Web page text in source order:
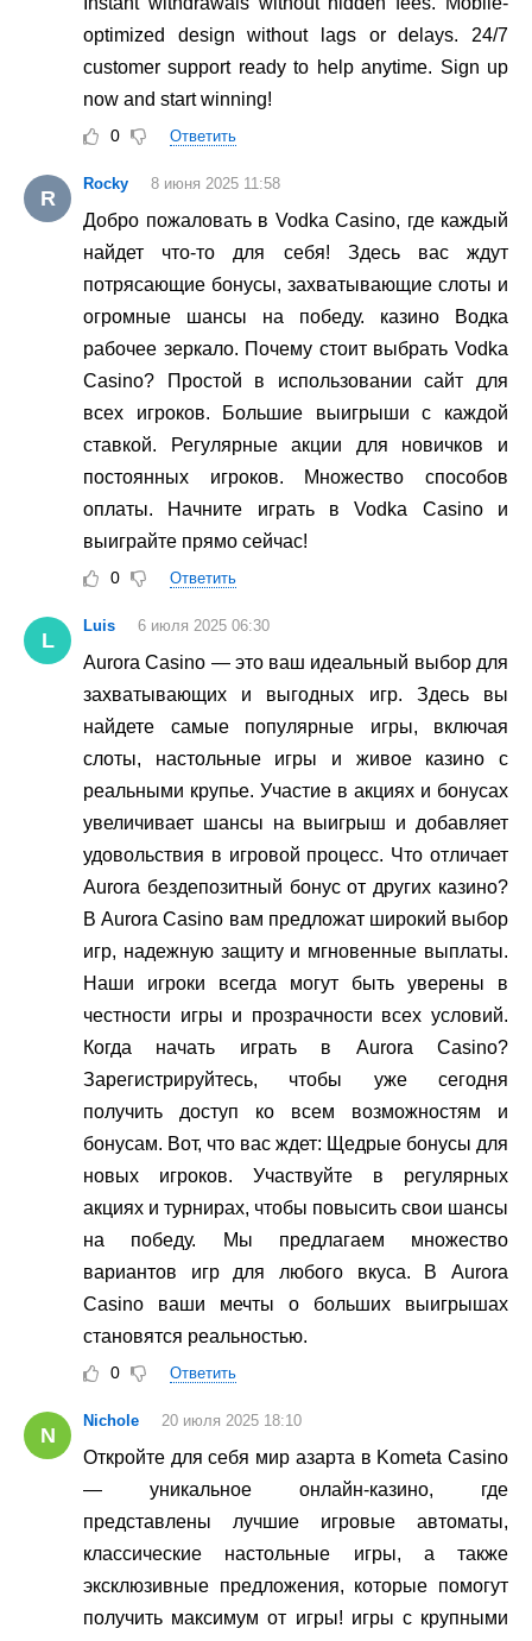
optimized design without lags or delays. 24/7
customer support ready to help anytime. Sign up
now and start winning!
0 Ответить
R
Rocky 8 июня 2025 11:58
Добро пожаловать в Vodka Casino, где каждый
найдет что-то для себя! Здесь вас ждут
потрясающие бонусы, захватывающие слоты и
огромные шансы на победу. казино Водка
рабочее зеркало. Почему стоит выбрать Vodka
Casino? Простой в использовании сайт для
всех игроков. Большие выигрыши с каждой
ставкой. Регулярные акции для новичков и
постоянных игроков. Множество способов
оплаты. Начните играть в Vodka Casino и
выиграйте прямо сейчас!
0 Ответить
L
Luis 6 июля 2025 06:30
Aurora Casino — это ваш идеальный выбор для
захватывающих и выгодных игр. Здесь вы
найдете самые популярные игры, включая
слоты, настольные игры и живое казино с
реальными крупье. Участие в акциях и бонусах
увеличивает шансы на выигрыш и добавляет
удовольствия в игровой процесс. Что отличает
Aurora бездепозитный бонус от других казино?
В Aurora Casino вам предложат широкий выбор
игр, надежную защиту и мгновенные выплаты.
Наши игроки всегда могут быть уверены в
честности игры и прозрачности всех условий.
Когда начать играть в Aurora Casino?
Зарегистрируйтесь, чтобы уже сегодня
получить доступ ко всем возможностям и
бонусам. Вот, что вас ждет: Щедрые бонусы для
новых игроков. Участвуйте в регулярных
акциях и турнирах, чтобы повысить свои шансы
на победу. Мы предлагаем множество
вариантов игр для любого вкуса. В Aurora
Casino ваши мечты о больших выигрышах
становятся реальностью.
0 Ответить
N
Nichole 20 июля 2025 18:10
Откройте для себя мир азарта в Kometa Casino
— уникальное онлайн-казино, где
представлены лучшие игровые автоматы,
классические настольные игры, а также
эксклюзивные предложения, которые помогут
получить максимум от игры! игры с крупными